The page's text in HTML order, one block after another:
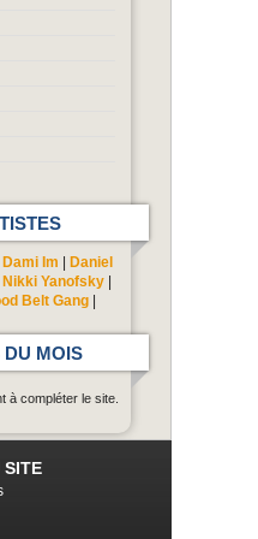
Dami Im
Daniel
Nikki Yanofsky|
Belt Gang|
MOIS
à compléter le site.
SITE